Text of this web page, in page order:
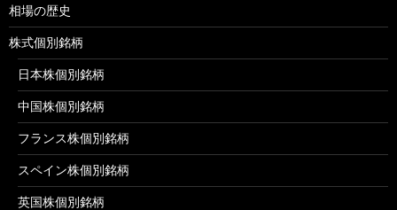
相場の歴史
株式個別銘柄
日本株個別銘柄
中国株個別銘柄
フランス株個別銘柄
スペイン株個別銘柄
英国株個別銘柄